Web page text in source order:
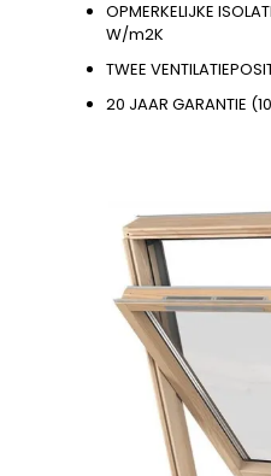
OPMERKELIJKE
W/m2K
TWEE
20 JAAR GARANTIE